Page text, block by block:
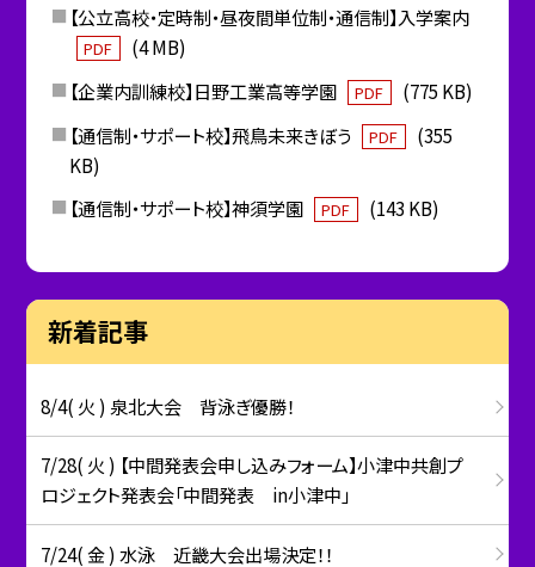
【公立高校・定時制・昼夜間単位制・通信制】入学案内
PDF
(4 MB)
【企業内訓練校】日野工業高等学園
PDF
(775 KB)
【通信制・サポート校】飛鳥未来きぼう
PDF
(355
KB)
【通信制・サポート校】神須学園
PDF (143 KB)
新着記事
8/4( 火 ) 泉北大会 背泳ぎ優勝！
7/28( 火 ) 【中間発表会申し込みフォーム】小津中共創プ
ロジェクト発表会「中間発表 in小津中」
7/24( 金 ) 水泳 近畿大会出場決定！！